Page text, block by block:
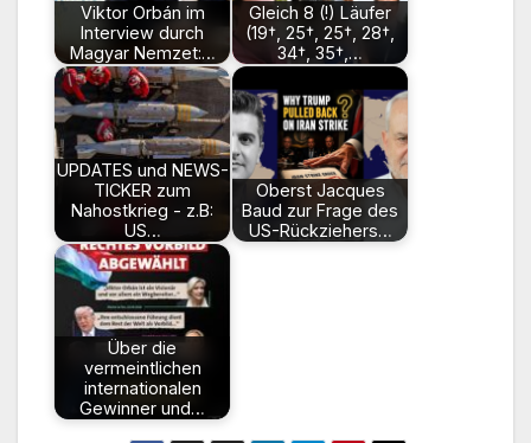
Viktor Orbán im
Interview durch
Magyar Nemzet:…
Gleich 8 (!) Läufer
(19†, 25†, 25†, 28†,
34†, 35†,…
UPDATES und NEWS-
TICKER zum
Nahostkrieg - z.B:
US…
Oberst Jacques
Baud zur Frage des
US-Rückziehers…
Über die
vermeintlichen
internationalen
Gewinner und…